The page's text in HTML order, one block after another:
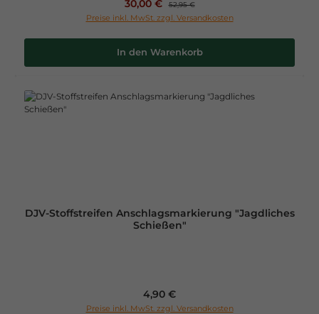
Verkaufspreis:
30,00 € 52,95 €
Preise inkl. MwSt. zzgl. Versandkosten
In den Warenkorb
DJV-Stoffstreifen Anschlagsmarkierung "Jagdliches
Schießen"
Regulärer Preis:
4,90 €
Preise inkl. MwSt. zzgl. Versandkosten